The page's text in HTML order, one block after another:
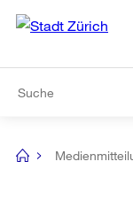
Navigation
[no